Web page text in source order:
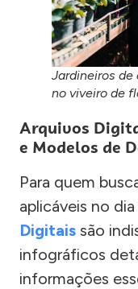
Jardineiros
no viveiro de
Arquivos
e Modelos de
Para quem
aplicáveis no
Digitais são
infográficos
informações